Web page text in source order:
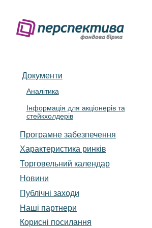
Документи
Аналітика
Інформація для акціонерів та
стейкхолдерів
Програмне забезпечення
Характеристика pинків
Торговельний календар
Новини
Публічні заходи
Наші партнери
Корисні посилання